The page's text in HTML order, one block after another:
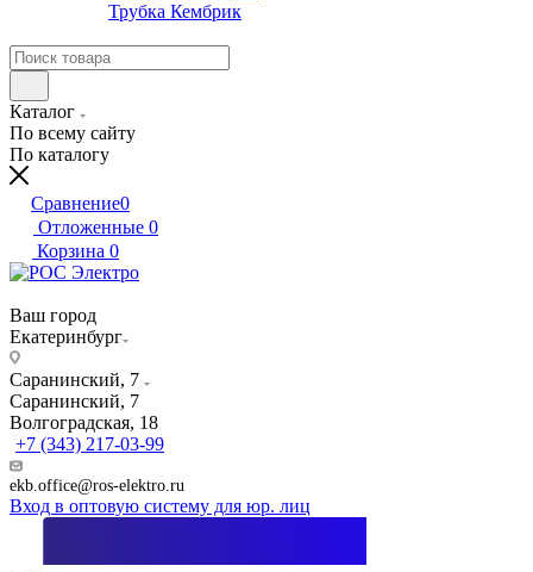
Трубка Кембрик
Каталог
По всему сайту
По каталогу
Сравнение0
Отложенные 0
Корзина 0
Ваш город
Екатеринбург
Саранинский, 7
Саранинский, 7
Волгоградская, 18
+7 (343) 217-03-99
ekb.office@ros-elektro.ru
Вход в оптовую систему для юр. лиц